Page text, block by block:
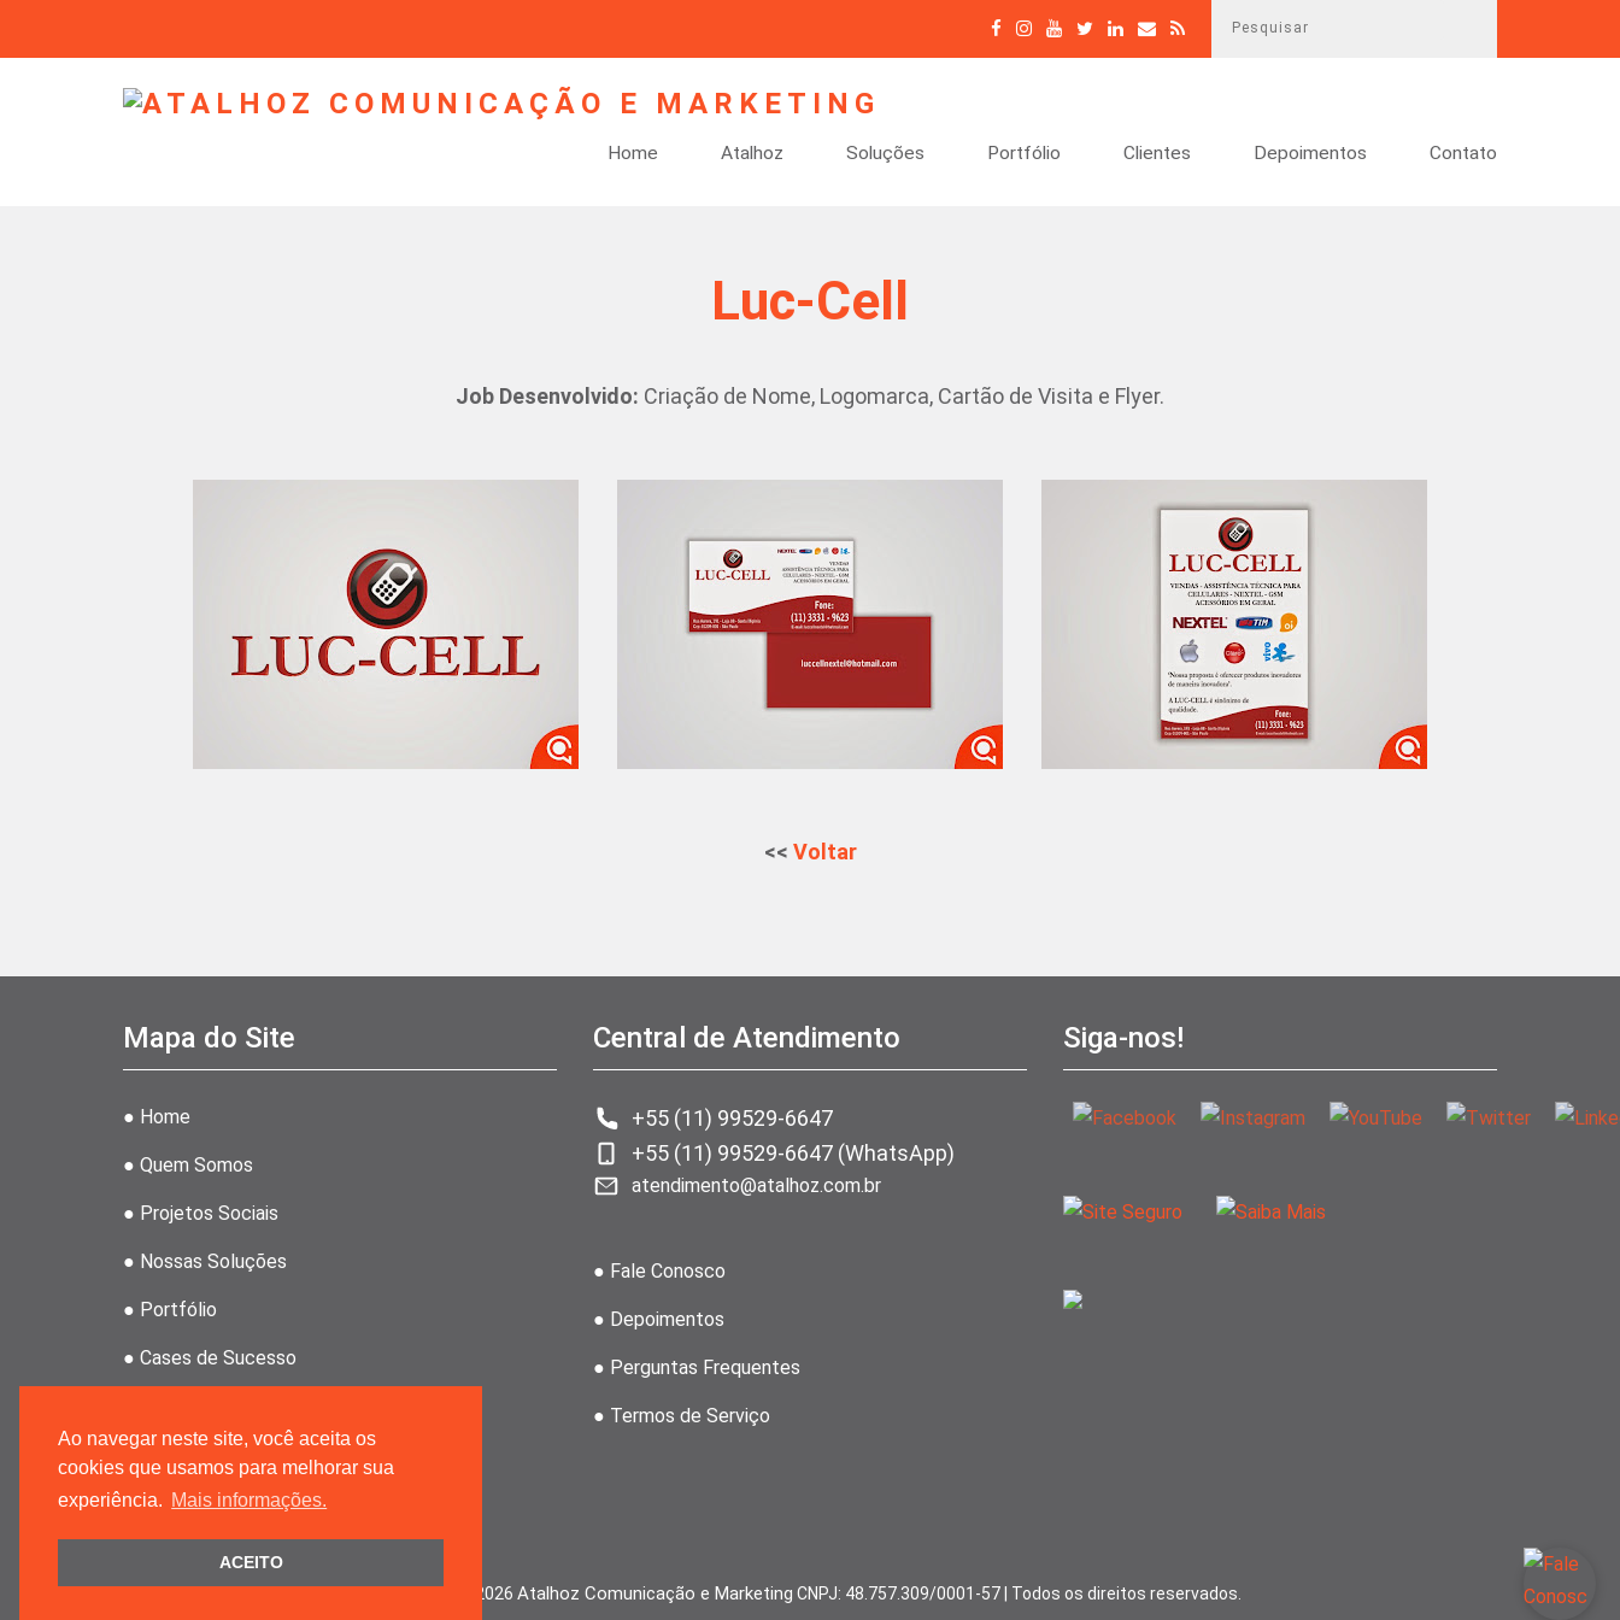
Ao navegar neste site, você aceita os
cookies que usamos para melhorar sua
experiência. Mais informações.
ACEITO
Home Atalhoz Soluções Portfólio Clientes Depoimentos Contato
Luc-Cell
Job Desenvolvido: Criação de Nome, Logomarca, Cartão de Visita e Flyer.
<< Voltar
Mapa do Site
● Home
● Quem Somos
● Projetos Sociais
● Nossas Soluções
● Portfólio
● Cases de Sucesso
● Revenda Atahoz
● Grupo MRPMK
Central de Atendimento
+55 (11) 99529-6647
+55 (11) 99529-6647 (WhatsApp)
atendimento@atalhoz.com.br
● Fale Conosco
● Depoimentos
● Perguntas Frequentes
● Termos de Serviço
Siga-nos!
2026 Atalhoz Comunicação e Marketing CNPJ: 48.757.309/0001-57 | Todos os direitos reservados.